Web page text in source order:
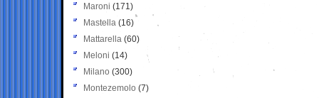
Maroni (171)
Mastella (16)
Mattarella (60)
Meloni (14)
Milano (300)
Montezemolo (7)